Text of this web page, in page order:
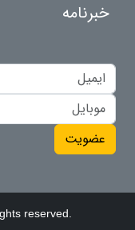
خبرنامه
عضویت
reserved.